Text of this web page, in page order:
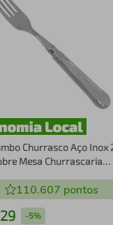
Churrasco Aço Inox
Mesa Churrascaria
110.607 pontos
29 -5%